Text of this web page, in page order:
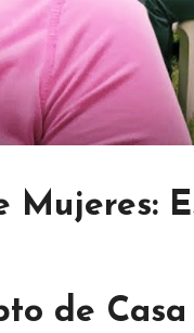
Mujeres:
de